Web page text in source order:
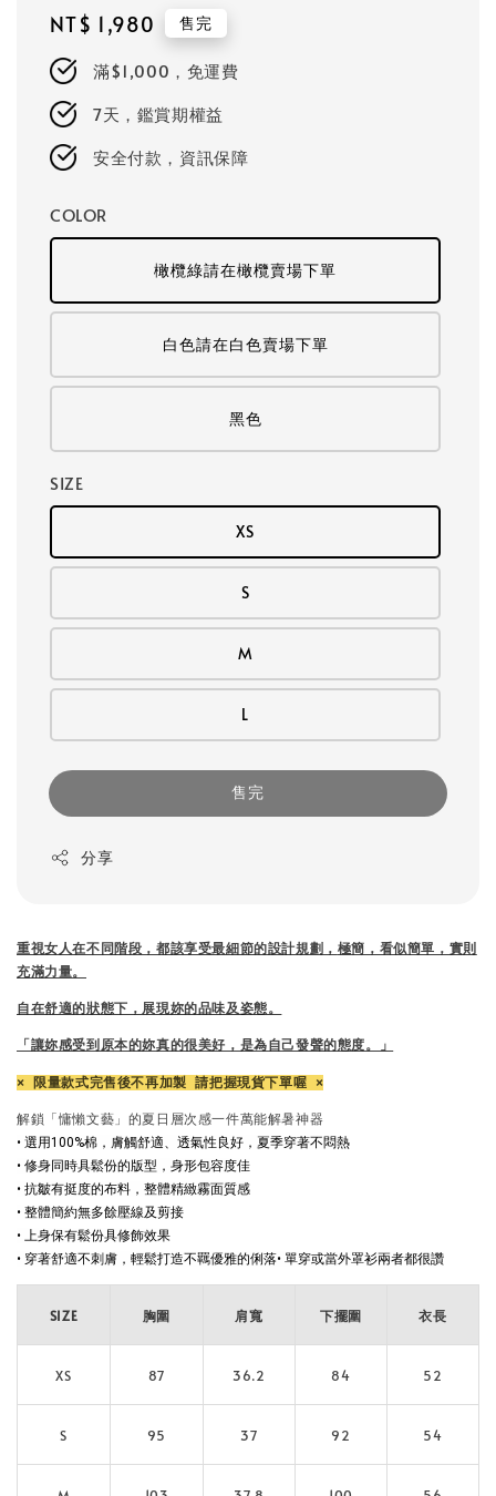
Regular
price
NT$ 1,980 售完
滿$1,000，免運費
7天，鑑賞期權益
安全付款，資訊保障
COLOR
橄欖綠請在橄欖賣場下單
白色請在白色賣場下單
黑色
SIZE
XS
S
M
L
售完
分享
重視女人在不同階段，都該享受最細節的設計規劃， 極簡，看似簡單，實則
充滿力量。
自在舒適的狀態下，展現妳的品味及姿態。
「讓妳感受到原本的妳真的很美好，是為自己發聲的態度。」
× 限量款式完售後不再加製 請把握現貨下單喔 ×
解鎖「慵懶文藝」的夏日層次感一件萬能解暑神器
• 選用100%棉，膚觸舒適、透氣性良好，夏季穿著不悶熱
• 修身同時具鬆份的版型，身形包容度佳
• 抗皺有挺度的布料，整體精緻霧面質感
• 整體簡約無多餘壓線及剪接
• 上身保有鬆份具修飾效果
• 穿著舒適不刺膚，輕鬆打造不羈優雅的俐落• 單穿或當外罩衫兩者都很讚
SIZE 胸圍 肩寬 下擺圍 衣長
XS 87 36.2 84 52
S 95 37 92 54